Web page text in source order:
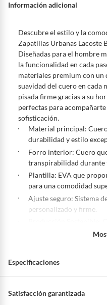
Información adicional
Descubre el estilo y la
Zapatillas Urbanas Lacoste
Diseñadas para el hombre
la funcionalidad en cada
materiales premium con un
suavidad del cuero en cada
pisada firme gracias a su
perfectas para
sofisticación.
Material principal:
durabilidad y estilo
Forro interior: Cuero
transpirabilidad durante
Plantilla: EVA que
para una comodidad
Ajuste seguro: Sistema
personalizado y firme.
manufactura
Especificaciones
Condicion del
Satisfacción garantizada